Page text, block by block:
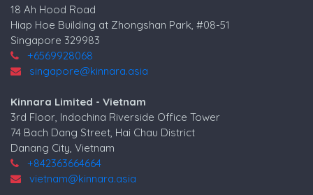
18 Ah Hood Road
Hiap Hoe Building at Zhongshan Park, #08-51
Singapore 329983
+6569928068
singapore@kinnara.asia
Kinnara Limited - Vietnam
3rd Floor, Indochina Riverside Office Tower
74 Bach Dang Street, Hai Chau District
Danang City, Vietnam
+842363664664
vietnam@kinnara.asia